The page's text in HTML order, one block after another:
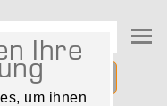
Ihre
um ihnen